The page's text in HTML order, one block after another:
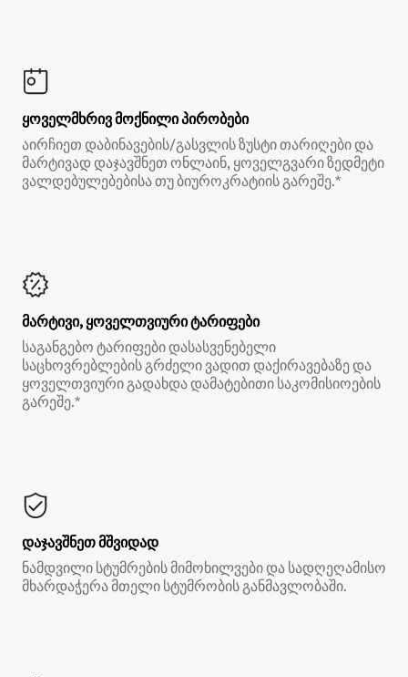
ყოველმხრივ მოქნილი პირობები
აირჩიეთ დაბინავების/გასვლის ზუსტი თარიღები და
მარტივად დაჯავშნეთ ონლაინ, ყოველგვარი ზედმეტი
ვალდებულებებისა თუ ბიუროკრატიის გარეშე.*
მარტივი, ყოველთვიური ტარიფები
საგანგებო ტარიფები დასასვენებელი
საცხოვრებლების გრძელი ვადით დაქირავებაზე და
ყოველთვიური გადახდა დამატებითი საკომისიოების
გარეშე.*
დაჯავშნეთ მშვიდად
ნამდვილი სტუმრების მიმოხილვები და სადღეღამისო
მხარდაჭერა მთელი სტუმრობის განმავლობაში.